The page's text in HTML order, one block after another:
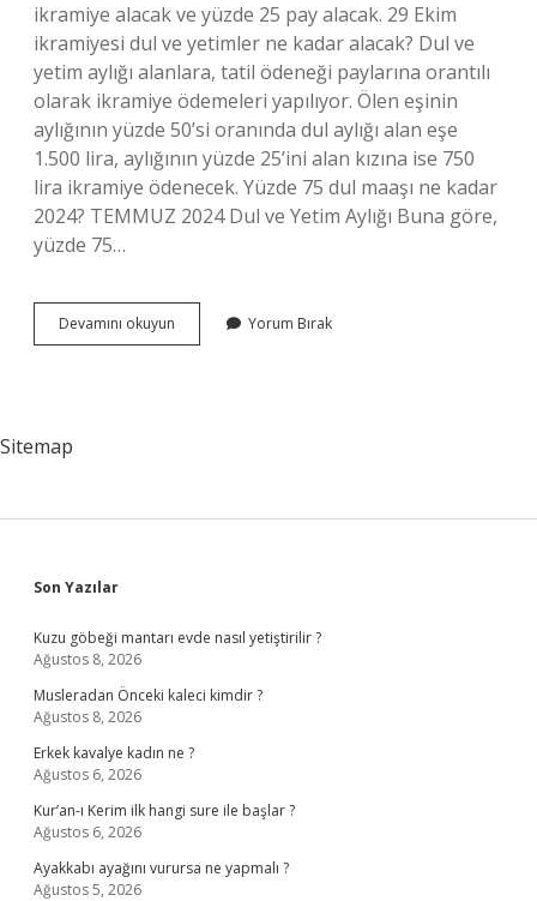
ikramiye alacak ve yüzde 25 pay alacak. 29 Ekim
ikramiyesi dul ve yetimler ne kadar alacak? Dul ve
yetim aylığı alanlara, tatil ödeneği paylarına orantılı
olarak ikramiye ödemeleri yapılıyor. Ölen eşinin
aylığının yüzde 50’si oranında dul aylığı alan eşe
1.500 lira, aylığının yüzde 25’ini alan kızına ise 750
lira ikramiye ödenecek. Yüzde 75 dul maaşı ne kadar
2024? TEMMUZ 2024 Dul ve Yetim Aylığı Buna göre,
yüzde 75…
Devamını okuyun
Ve
Yorum Bırak
Sitemap
Sidebar
Son Yazılar
Kuzu göbeği mantarı evde nasıl yetiştirilir ?
Ağustos 8, 2026
Musleradan Önceki kaleci kimdir ?
Ağustos 8, 2026
Erkek kavalye kadın ne ?
Ağustos 6, 2026
Kur’an-ı Kerim ilk hangi sure ile başlar ?
Ağustos 6, 2026
Ayakkabı ayağını vurursa ne yapmalı ?
Ağustos 5, 2026